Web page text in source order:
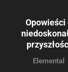
Opowieści
Elemental